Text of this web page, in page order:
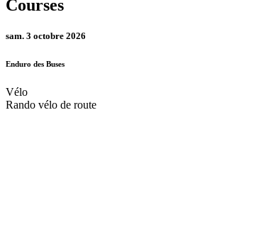
Courses
sam. 3 octobre 2026
Enduro des Buses
Vélo
Rando vélo de route